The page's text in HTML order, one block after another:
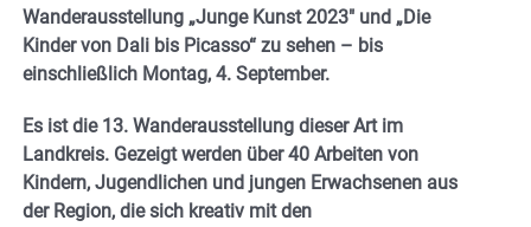
Wanderausstellung „Junge Kunst 2023″ und „Die
Kinder von Dali bis Picasso“ zu sehen – bis
einschließlich Montag, 4. September.
Es ist die 13. Wanderausstellung dieser Art im
Landkreis. Gezeigt werden über 40 Arbeiten von
Kindern, Jugendlichen und jungen Erwachsenen aus
der Region, die sich kreativ mit den